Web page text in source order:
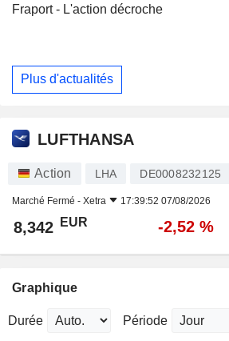
Fraport - L'action décroche
Plus d'actualités
LUFTHANSA
Action LHA DE0008232125
Marché Fermé - Xetra 17:39:52 07/08/2026
8,342 EUR -2,52 %
Graphique
Durée Période